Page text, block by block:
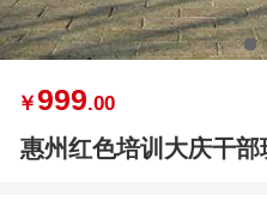
￥999.00
惠州红色培训大庆干部